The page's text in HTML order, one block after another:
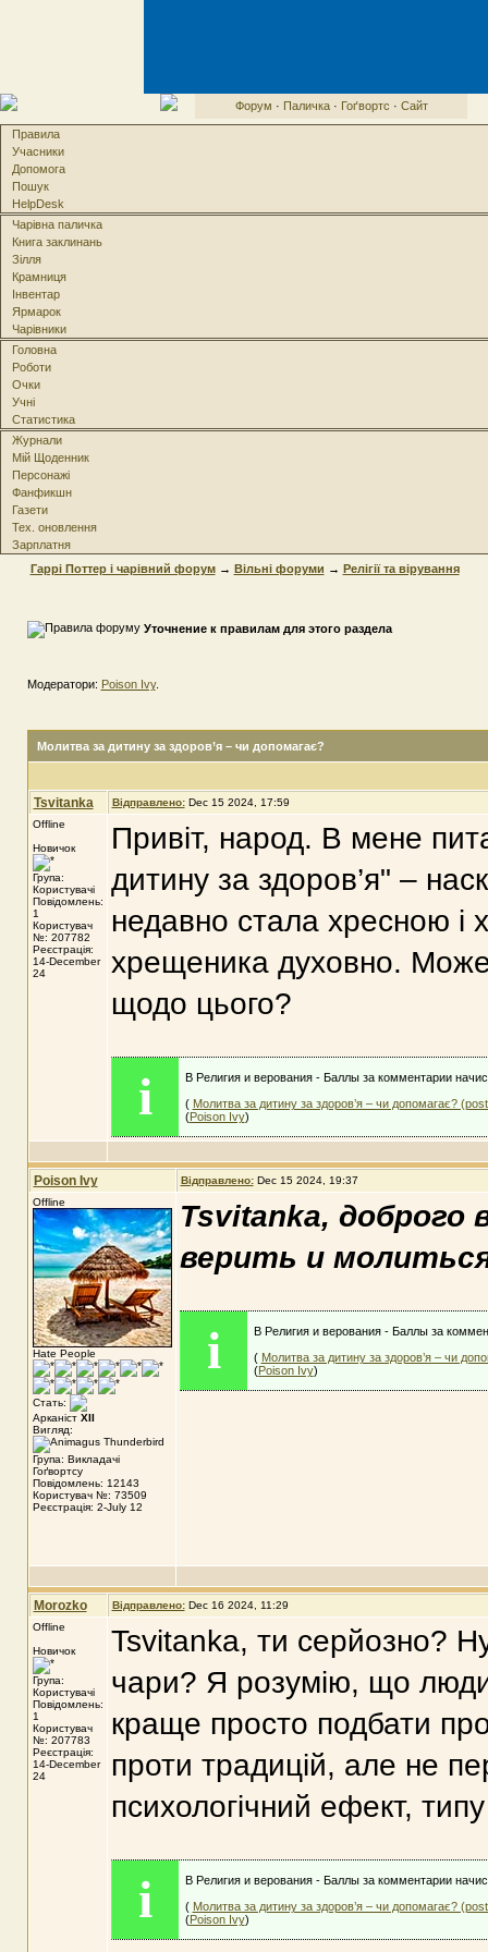
Форум · Паличка· Гоґвортс · Сайт
Правила
Учасники
Допомога
Пошук
HelpDesk
Чарівна паличка
Книга заклинань
Зілля
Крамниця
Інвентар
Ярмарок
Чарівники
Головна
Роботи
Очки
Учні
Статистика
Журнали
Мій Щоденник
Персонажі
Фанфикшн
Газети
Тех. оновлення
Зарплатня
Гаррі Поттер і чарівний форум→ Вільні форуми → Релігії та вірування
Уточнение к правилам для этого раздела
Модератори: Poison Ivy.
Молитва за дитину за здоров’я – чи допомагає?
Tsvitanka Відправлено: Dec 15 2024, 17:59
Offline
Новичок
Група:
Користувачі
Повідомлень:
1
Користувач
№: 207782
Реєстрація:
14-December
24
Привіт, народ. В мене
дитину за здоров’я" –
недавно стала хресною і
хрещеника духовно.
щодо цього?
i
В Религия и верования - Баллы за комментарии
( Молитва за дитину за здоров’я – чи допомагає?
(Poison Ivy)
Poison Ivy Відправлено: Dec 15 2024, 19:37
Offline
Hate People
Стать:
Арканіст XII
Вигляд:
Група: Викладачі
Гоґвортсу
Повідомлень: 12143
Користувач №: 73509
Реєстрація: 2-July 12
Tsvitanka, доброго
верить и
i
В Религия и верования - Баллы за
( Молитва за дитину за здоров’я – чи
(Poison Ivy)
Morozko Відправлено: Dec 16 2024, 11:29
Offline
Новичок
Група:
Користувачі
Повідомлень:
1
Користувач
№: 207783
Реєстрація:
14-December
24
Tsvitanka, ти серйозно?
чари? Я розумію, що
краще просто подбати
проти традицій, але не
психологічний ефект,
i
В Религия и верования - Баллы за комментарии
( Молитва за дитину за здоров’я – чи допомагає?
(Poison Ivy)